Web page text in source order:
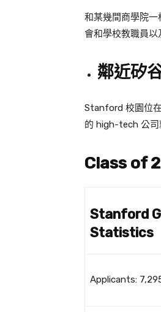
和某幾間商學院
會和學校教職員以
鄰近矽
Stanford 校園位
的 high-tech 公司
Class of
Stanford
Statistics
Applicants: